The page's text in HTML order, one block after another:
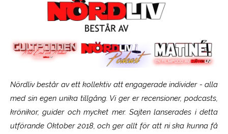
Nördliv består av ett kollektiv att engagerade individer - alla
med sin egen unika tillgång. Vi ger er recensioner, podcasts,
krönikor, guider och mycket mer. Sajten lanserades i detta
utförande Oktober 2018, och ger allt för att ni ska kunna få